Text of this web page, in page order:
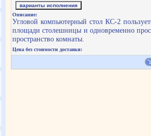
варианты исполнения
Описание:
Угловой компьютерный стол КС-2
площади столешницы и одновременно
пространство комнаты.
Цена без стоимости доставки: